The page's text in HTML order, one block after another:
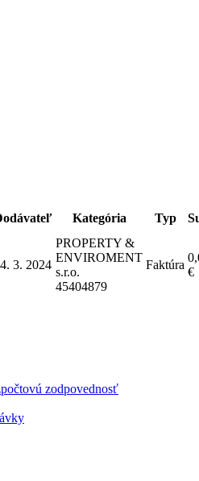
Kategória Typ
3. 2024
PROPERTY &
ENVIROMENT
s.r.o.
45404879
Faktúra
€
zodpovednosť